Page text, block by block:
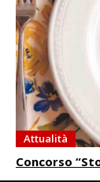
Attualità
Concorso